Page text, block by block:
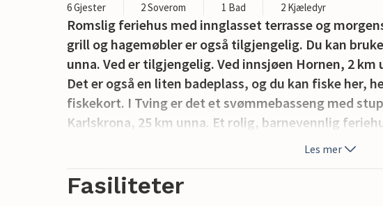
6 Gjester 2 Soverom 1 Bad 2 Kjæledyr
Romslig feriehus med innglasset terrasse og
grill og hagemøbler er også tilgjengelig. Du kan
unna. Ved er tilgjengelig. Ved innsjøen Hornen, 2
Det er også en liten badeplass, og du kan fiske her,
fiskekort. I Tving er det et svømmebasseng med
Karlskrona, 25 km unna. Et rolig, barnevennlig
Les mer
Fasiliteter